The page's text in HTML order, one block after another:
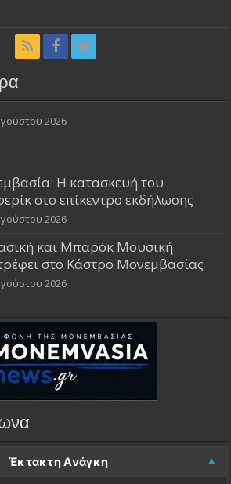
2026
Η κατασκευή του
στο επίκεντρο εκδήλωσης
2026
και Μπαρόκ Μουσική
στο Κάστρο Μονεμβασίας
2026
Έκτακτη Ανάγκη